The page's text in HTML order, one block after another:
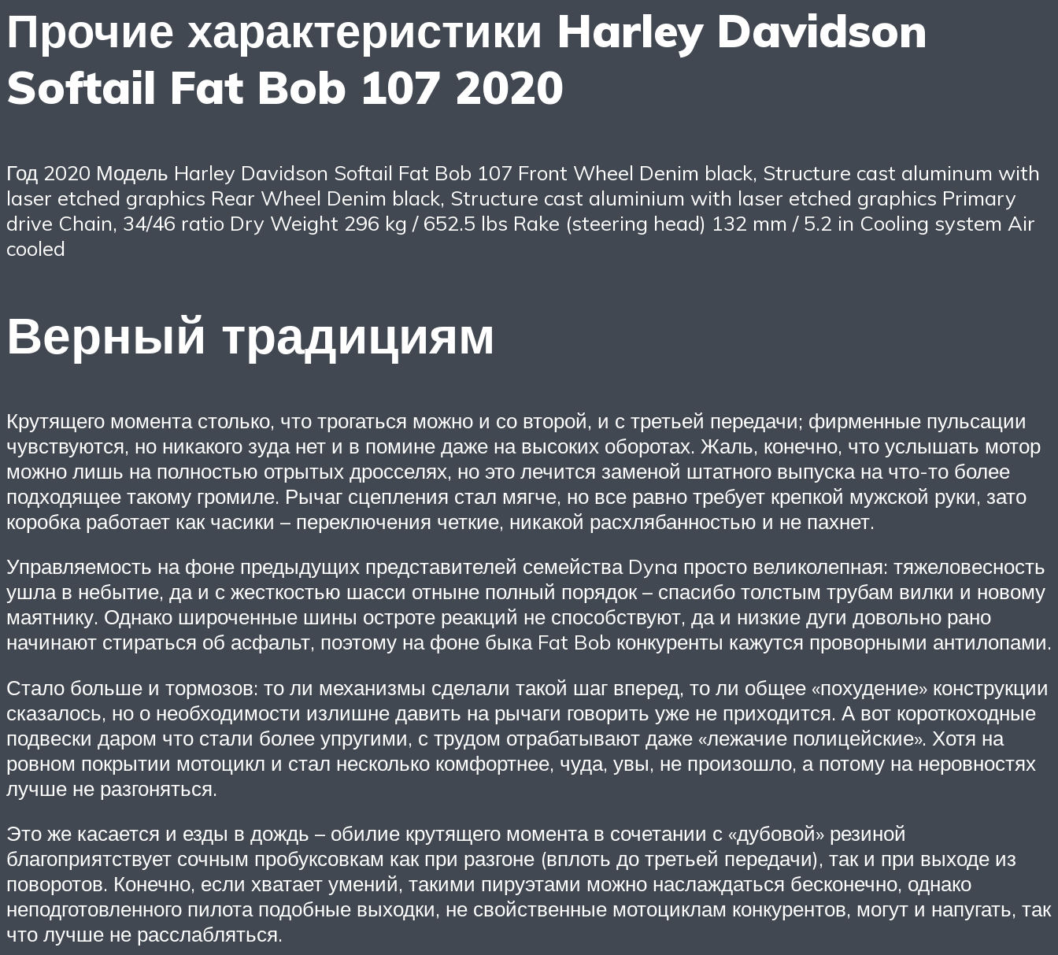
Прочие характеристики Harley Davidson
Softail Fat Bob 107 2020
Год 2020 Модель Harley Davidson Softail Fat Bob 107 Front Wheel Denim black, Structure cast aluminum with
laser etched graphics Rear Wheel Denim black, Structure cast aluminium with laser etched graphics Primary
drive Chain, 34/46 ratio Dry Weight 296 kg / 652.5 lbs Rake (steering head) 132 mm / 5.2 in Cooling system Air
cooled
Верный традициям
Крутящего момента столько, что трогаться можно и со второй, и с третьей передачи; фирменные пульсации
чувствуются, но никакого зуда нет и в помине даже на высоких оборотах. Жаль, конечно, что услышать мотор
можно лишь на полностью отрытых дросселях, но это лечится заменой штатного выпуска на что-то более
подходящее такому громиле. Рычаг сцепления стал мягче, но все равно требует крепкой мужской руки, зато
коробка работает как часики – переключения четкие, никакой расхлябанностью и не пахнет.
Управляемость на фоне предыдущих представителей семейства Dyna просто великолепная: тяжеловесность
ушла в небытие, да и с жесткостью шасси отныне полный порядок – спасибо толстым трубам вилки и новому
маятнику. Однако широченные шины остроте реакций не способствуют, да и низкие дуги довольно рано
начинают стираться об асфальт, поэтому на фоне быка Fat Bob конкуренты кажутся проворными антилопами.
Стало больше и тормозов: то ли механизмы сделали такой шаг вперед, то ли общее «похудение» конструкции
сказалось, но о необходимости излишне давить на рычаги говорить уже не приходится. А вот короткоходные
подвески даром что стали более упругими, с трудом отрабатывают даже «лежачие полицейские». Хотя на
ровном покрытии мотоцикл и стал несколько комфортнее, чуда, увы, не произошло, а потому на неровностях
лучше не разгоняться.
Это же касается и езды в дождь – обилие крутящего момента в сочетании с «дубовой» резиной
благоприятствует сочным пробуксовкам как при разгоне (вплоть до третьей передачи), так и при выходе из
поворотов. Конечно, если хватает умений, такими пируэтами можно наслаждаться бесконечно, однако
неподготовленного пилота подобные выходки, не свойственные мотоциклам конкурентов, могут и напугать, так
что лучше не расслабляться.